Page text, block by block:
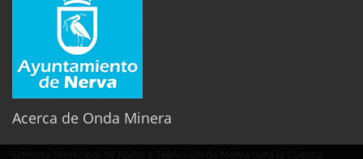
Acerca de Onda Minera